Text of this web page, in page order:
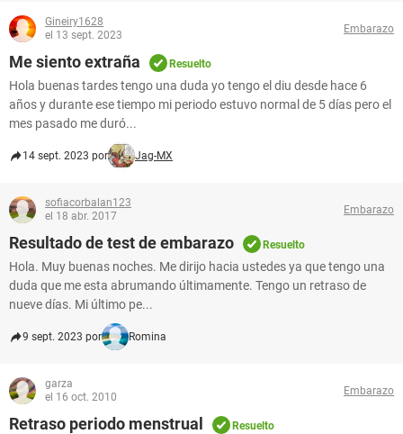
Gineiry1628
el 13 sept. 2023
Embarazo
Me siento extraña Resuelto
Hola buenas tardes tengo una duda yo tengo el diu desde hace 6
años y durante ese tiempo mi periodo estuvo normal de 5 días pero el
mes pasado me duró...
14 sept. 2023 por Jag-MX
sofiacorbalan123
el 18 abr. 2017
Embarazo
Resultado de test de embarazo Resuelto
Hola. Muy buenas noches. Me dirijo hacia ustedes ya que tengo una
duda que me esta abrumando últimamente. Tengo un retraso de
nueve días. Mi último pe...
9 sept. 2023 por Romina
garza
el 16 oct. 2010
Embarazo
Retraso periodo menstrual Resuelto